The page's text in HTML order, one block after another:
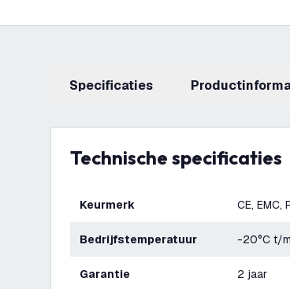
Specificaties
Technische specificaties
Keurmerk CE, EMC,
Bedrijfstemperatuur -20°C t/
Garantie 2 jaar